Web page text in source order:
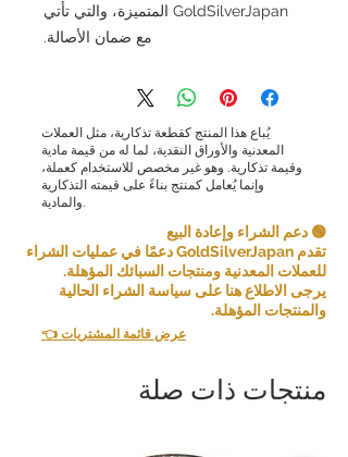
GoldSilverJapan المتميزة، والتي تأتي
مع ضمان الأصالة.
يُباع هذا المنتج كقطعة تذكارية، مثل العملات
المعدنية والأوراق النقدية، لما له من قيمة مادية
وقيمة تذكارية. وهو غير مخصص للاستخدام كعملة،
وإنما يُعامل كمنتج بناءً على قيمته التذكارية
🟢 دعم الشراء وإعادة البيع
تقدم GoldSilverJapan دعمًا في عمليات الشراء
للعملات المعدنية ومنتجات السبائك المؤهلة.
يرجى الاطلاع هنا على سياسة الشراء الحالية
والمنتجات المؤهلة.
👈 عرض قائمة المشتريات
منتجات ذات صلة